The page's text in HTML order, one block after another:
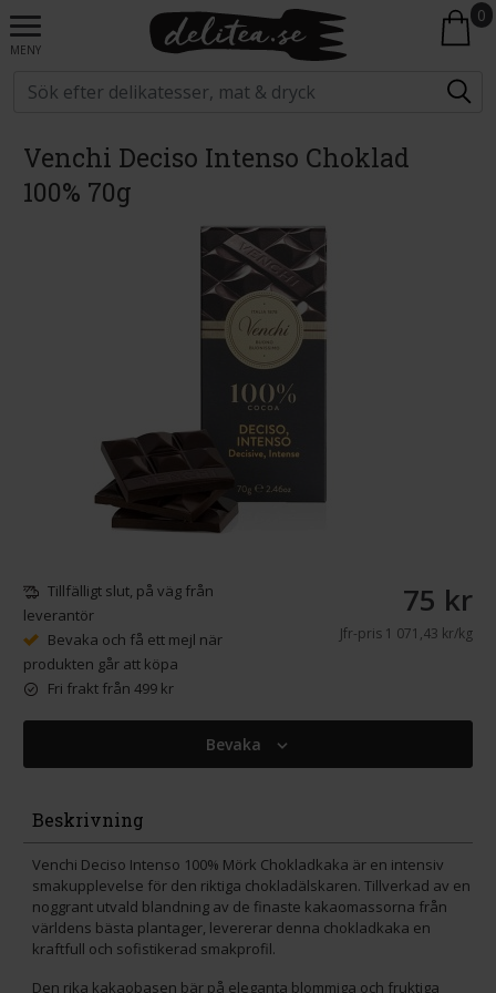
MENY
0
Venchi Deciso Intenso Choklad
100% 70g
Tillfälligt slut, på väg från
leverantör
Bevaka och få ett mejl när
produkten går att köpa
Fri frakt från 499 kr
75 kr
Jfr-pris1 071,43 kr/kg
Bevaka
Beskrivning
Venchi Deciso Intenso 100% Mörk Chokladkaka är en intensiv
smakupplevelse för den riktiga chokladälskaren. Tillverkad av en
noggrant utvald blandning av de finaste kakaomassorna från
världens bästa plantager, levererar denna chokladkaka en
kraftfull och sofistikerad smakprofil.
Den rika kakaobasen bär på eleganta blommiga och fruktiga